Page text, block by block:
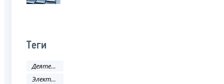
Теги
Деятельность ФНС
Электронные услуги